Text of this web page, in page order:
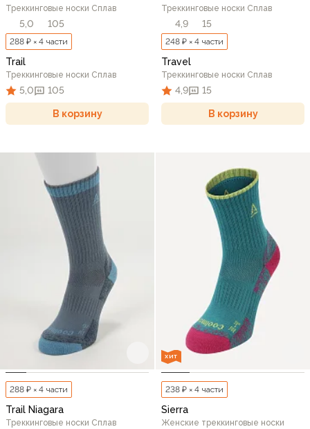
Треккинговые носки Сплав
5,0 105
288 ₽ × 4 части
Trail
Треккинговые носки Сплав
5,0 105
В корзину
Треккинговые носки Сплав
4,9 15
248 ₽ × 4 части
Travel
Треккинговые носки Сплав
4,9 15
В корзину
288 ₽ × 4 части
Trail Niagara
Треккинговые носки Сплав
ХИТ
238 ₽ × 4 части
Sierra
Женские треккинговые носки